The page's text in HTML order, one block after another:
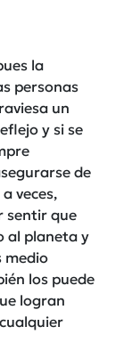
la
personas
un
y si se
de
veces,
sentir que
al planeta y
medio
los puede
logran